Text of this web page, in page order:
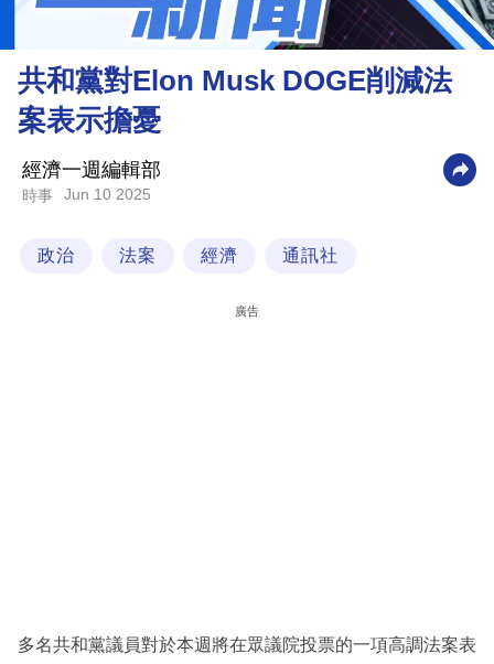
市
財
商
業
科
區
共和黨對Elon Musk DOGE削減法
案表示擔憂
經濟一週編輯部
時事 Jun 10 2025
政治 法案 經濟 通訊社
廣告
多名共和黨議員對於本週將在眾議院投票的一項高調法案表